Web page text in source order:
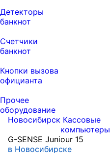
Детекторы
банкнот
Счетчики
банкнот
Кнопки вызова
официанта
Прочее
оборудование
Новосибирск Кассовые
компьютеры
G-SENSE Juniour 15
в Новосибирске